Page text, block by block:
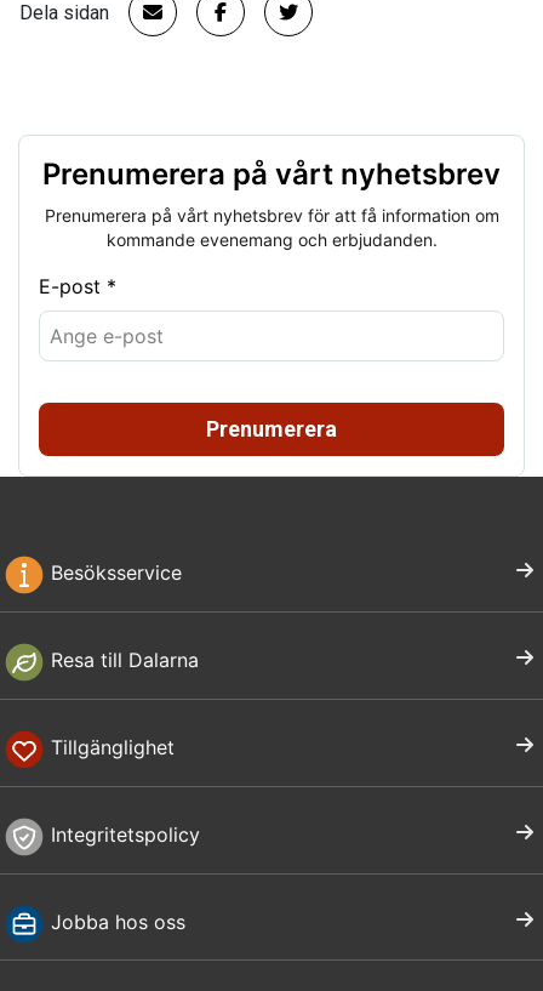
Dela sidan
Prenumerera på vårt nyhetsbrev
Prenumerera på vårt nyhetsbrev för att få information om
kommande evenemang och erbjudanden.
E-post *
Prenumerera
Besöksservice
Resa till Dalarna
Tillgänglighet
Integritetspolicy
Jobba hos oss